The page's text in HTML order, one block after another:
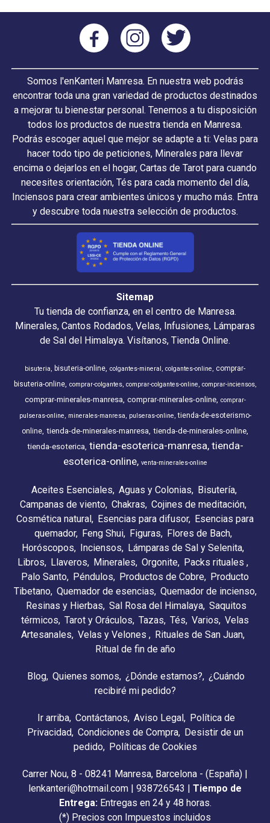
Somos l'enKanteri Manresa. En nuestra web podrás
encontrar toda una gran variedad de productos destinados
a mejorar tu bienestar personal. Tenemos a tu disposición
todos los productos de nuestra tienda en Manresa.
Podrás escoger aquel que mejor se adapte a ti: Velas para
hacer todo tipo de peticiones, Minerales para llevar
encima o dejarlos en el hogar, Cartas de Tarot para cuando
necesites orientación, Tés para cada momento del día,
Inciensos para crear ambientes únicos y mucho más. Entra
y descubre toda nuestra selección de productos.
Sitemap
Tu tienda de confianza, en el centro de Manresa.
Minerales, Cantos Rodados, Velas, Infusiones, Lámparas
de Sal del Himalaya. Visítanos, Tienda Online.
bisuteria bisuteria-online colgantes-mineral colgantes-online
comprar-
bisuteria-online comprar-colgantes comprar-colgantes-online comprar-inciensos
comprar-minerales-manresa comprar-minerales-online comprar-
pulseras-online
minerales-manresa pulseras-online tienda-de-esoterismo-
online tienda-de-minerales-manresa tienda-de-minerales-online
tienda-esoterica tienda-esoterica-manresa tienda-
esoterica-online venta-minerales-online
Aceites Esenciales Aguas y Colonias
Bisutería
Campanas de viento Chakras Cojines de meditación
Cosmética natural Esencias para difusor Esencias para
quemador
Feng Shui Figuras
Flores de Bach
Horóscopos
Inciensos
Lámparas de Sal y Selenita
Libros
Llaveros Minerales Orgonite Packs rituales
Palo Santo Péndulos Productos de Cobre Producto
Tibetano Quemador de esencias Quemador de incienso
Resinas y Hierbas Sal Rosa del Himalaya Saquitos
térmicos Tarot y Oráculos Tazas Tés Varios Velas
Artesanales Velas y Velones
Rituales de San Juan
Ritual de fin de año
Blog Quienes somos ¿Dónde estamos?
¿Cuándo
recibiré mi pedido?
Ir arriba Contáctanos Aviso Legal
Política de
Privacidad Condiciones de Compra
Desistir de un
pedido
Políticas de Cookies
Carrer Nou, 8 - 08241 Manresa, Barcelona - (España) |
lenkanteri@hotmail.com | 938726543 | Tiempo de
Entrega: Entregas en 24 y 48 horas.
(*) Precios con Impuestos incluidos